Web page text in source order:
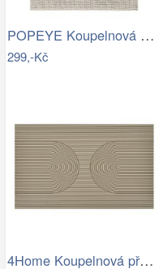
POPEYE Koupelnová předložka 80 x 60 cm …
299,-Kč
4Home Koupelnová předložka Infinity, 50…